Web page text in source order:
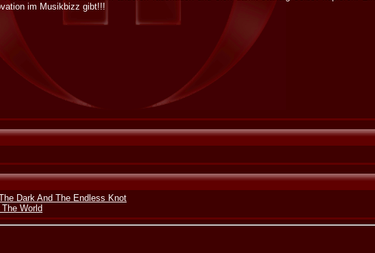
im Musikbizz gibt!!!
Dark And The Endless Knot
World